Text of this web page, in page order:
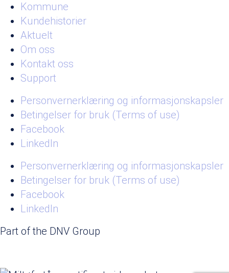
Kommune
Kundehistorier
Aktuelt
Om oss
Kontakt oss
Support
Personvernerklæring og informasjonskapsler
Betingelser for bruk (Terms of use)
Facebook
LinkedIn
Personvernerklæring og informasjonskapsler
Betingelser for bruk (Terms of use)
Facebook
LinkedIn
Part of the DNV Group